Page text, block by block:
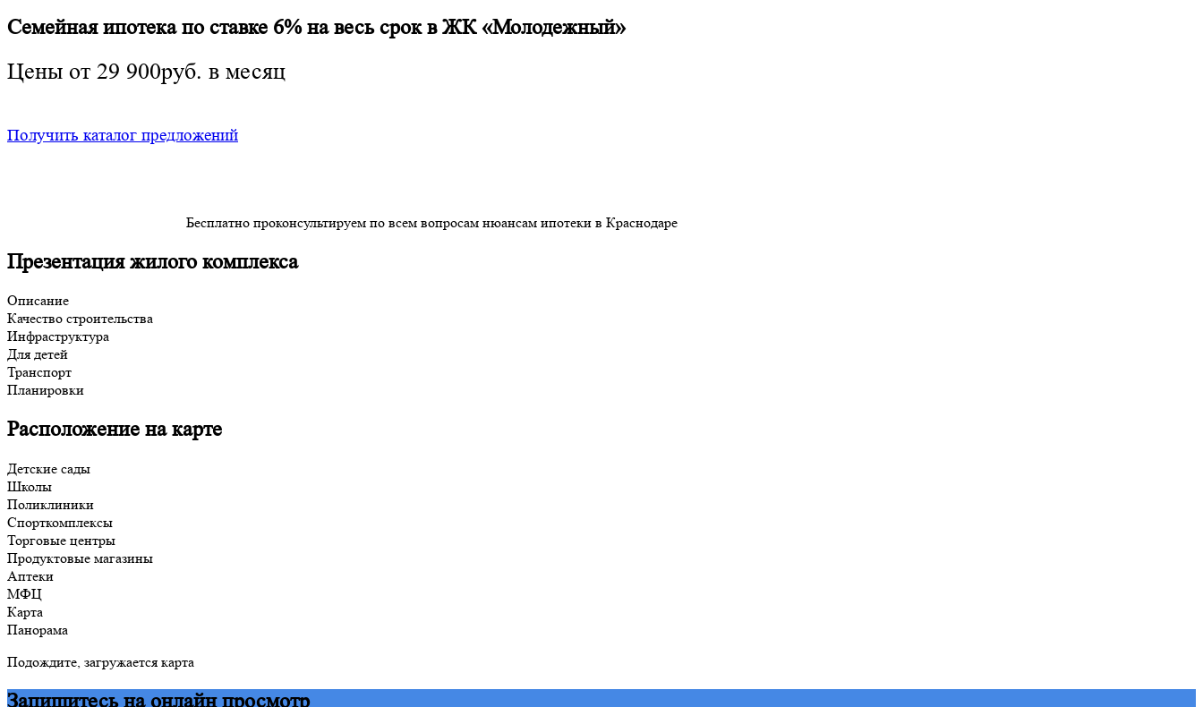
Семейная ипотека по ставке 6% на весь срок в ЖК «Молодежный»
Цены от 29 900руб. в месяц
Получить каталог предложений
Бесплатно проконсультируем по всем вопросам нюансам ипотеки в Краснодаре
Презентация жилого комплекса
Описание
Качество строительства
Инфраструктура
Для детей
Транспорт
Планировки
Расположение на карте
Детские сады
Школы
Поликлиники
Спорткомплексы
Торговые центры
Продуктовые магазины
Аптеки
МФЦ
Карта
Панорама
Подождите, загружается карта
Запишитесь на онлайн просмотр